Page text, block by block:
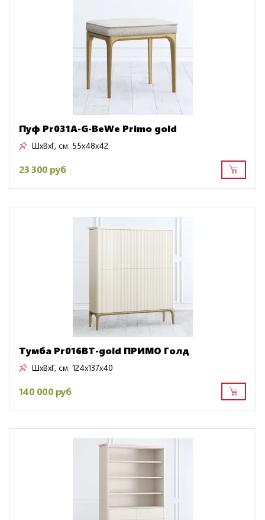
Пуф Pr031A-G-BeWe Primo gold
ШxВxГ, см: 55x48x42
23 300 руб
Тумба Pr016BT-gold ПРИМО Голд
ШxВxГ, см: 124x137x40
140 000 руб